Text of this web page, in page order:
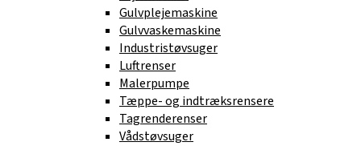
Gulvplejemaskine
Gulvvaskemaskine
Industristøvsuger
Luftrenser
Malerpumpe
Tæppe- og indtræksrensere
Tagrenderenser
Vådstøvsuger